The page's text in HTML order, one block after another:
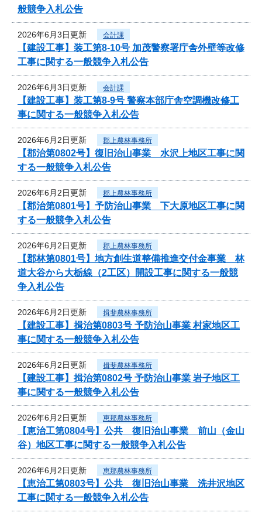
般競争入札公告
2026年6月3日更新 会計課
【建設工事】装工第8-10号 加茂警察署庁舎外壁等改修
工事に関する一般競争入札公告
2026年6月3日更新 会計課
【建設工事】装工第8-9号 警察本部庁舎空調機改修工
事に関する一般競争入札公告
2026年6月2日更新 郡上農林事務所
【郡治第0802号】復旧治山事業 水沢上地区工事に関
する一般競争入札公告
2026年6月2日更新 郡上農林事務所
【郡治第0801号】予防治山事業 下大原地区工事に関
する一般競争入札公告
2026年6月2日更新 郡上農林事務所
【郡林第0801号】地方創生道整備推進交付金事業 林
道大谷から大栃線（2工区）開設工事に関する一般競
争入札公告
2026年6月2日更新 揖斐農林事務所
【建設工事】揖治第0803号 予防治山事業 村家地区工
事に関する一般競争入札公告
2026年6月2日更新 揖斐農林事務所
【建設工事】揖治第0802号 予防治山事業 岩子地区工
事に関する一般競争入札公告
2026年6月2日更新 恵那農林事務所
【恵治工第0804号】公共 復旧治山事業 前山（金山
谷）地区工事に関する一般競争入札公告
2026年6月2日更新 恵那農林事務所
【恵治工第0803号】公共 復旧治山事業 洗井沢地区
工事に関する一般競争入札公告